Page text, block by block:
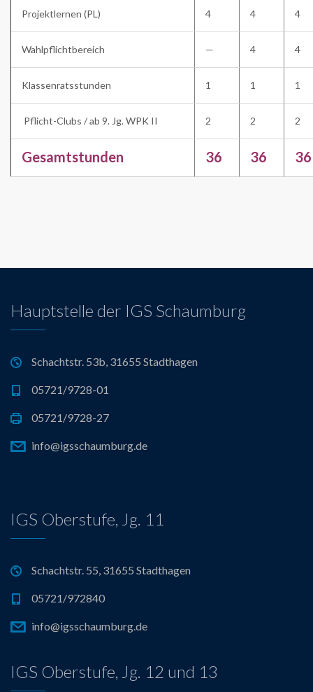
Projektlernen (PL) 4 4 4
Wahlpflichtbereich — 4 4
Klassenratsstunden 1 1 1
Pflicht-Clubs / ab 9. Jg. WPK II 2 2 2
Gesamtstunden 36 36 36
Hauptstelle der IGS Schaumburg
Schachtstr. 53b, 31655 Stadthagen
05721/9728-01
05721/9728-27
info@igsschaumburg.de
IGS Oberstufe, Jg. 11
Schachtstr. 55, 31655 Stadthagen
05721/972840
info@igsschaumburg.de
IGS Oberstufe, Jg. 12 und 13